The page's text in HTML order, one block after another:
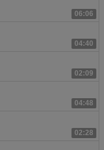
06:06
04:40
02:09
04:48
02:28